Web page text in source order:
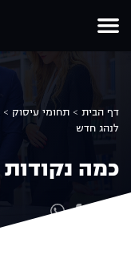
דף הבית > תחומי עיסוק >
לנהג חדש
כמה